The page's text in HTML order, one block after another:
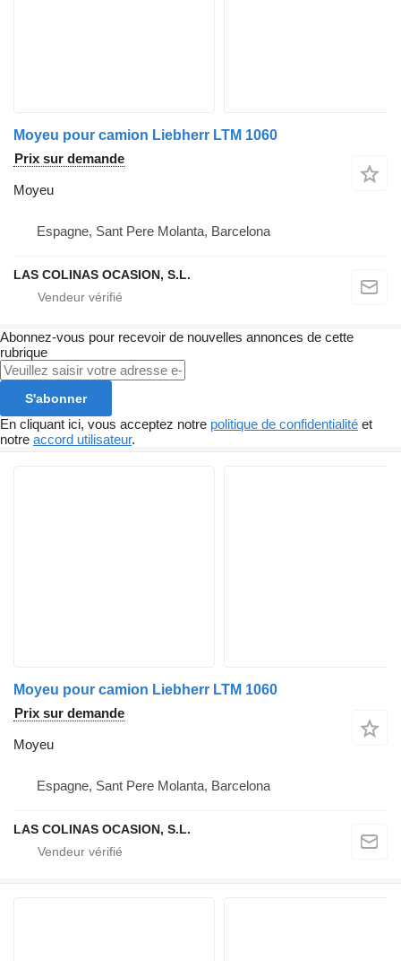
Moyeu pour camion Liebherr LTM 1060
Prix sur demande
Moyeu
Espagne, Sant Pere Molanta, Barcelona
LAS COLINAS OCASION, S.L.
Abonnez-vous pour recevoir de nouvelles annonces de cette
rubrique
S'abonner
En cliquant ici, vous acceptez notre politique de confidentialité et
notre accord utilisateur.
Moyeu pour camion Liebherr LTM 1060
Prix sur demande
Moyeu
Espagne, Sant Pere Molanta, Barcelona
LAS COLINAS OCASION, S.L.